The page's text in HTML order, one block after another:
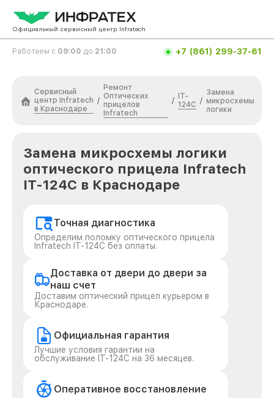
Официальный сервисный центр Infratech
Работаем с 09:00 до 21:00 +7 (861) 299-37-61
Сервисный
центр Infratech
в Краснодаре
/
Ремонт
Оптических
прицелов
Infratech
/
IT-
124C /
Замена
микросхемы
логики
Замена микросхемы логики
оптического прицела Infratech
IT-124C в Краснодаре
Точная диагностика
Определим поломку оптического прицела
Infratech IT-124C без оплаты.
Доставка от двери до двери за
наш счет
Доставим оптический прицел курьером в
Краснодаре.
Официальная гарантия
Лучшие условия гарантии на
обслуживание IT-124C на 36 месяцев.
Оперативное восстановление